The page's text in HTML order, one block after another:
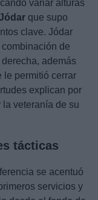
variar alturas
que supo
clave. Jódar
de
además
le permitió cerrar
explican por
veteranía de su
tácticas
se acentuó
servicios y